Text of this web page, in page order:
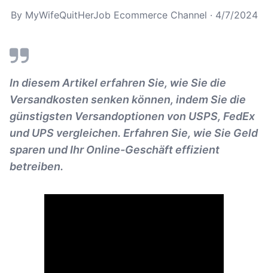
By MyWifeQuitHerJob Ecommerce Channel · 4/7/2024
In diesem Artikel erfahren Sie, wie Sie die
Versandkosten senken können, indem Sie die
günstigsten Versandoptionen von USPS, FedEx
und UPS vergleichen. Erfahren Sie, wie Sie Geld
sparen und Ihr Online-Geschäft effizient
betreiben.